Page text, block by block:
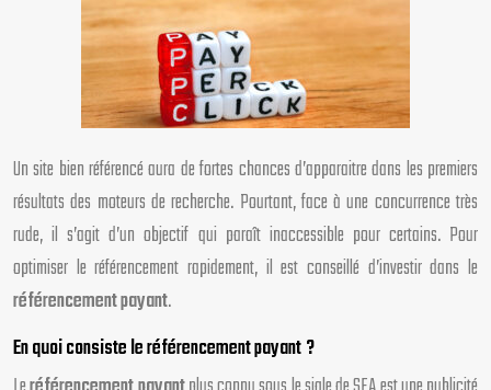
Un site bien référencé aura de fortes chances d’apparaitre dans les premiers
résultats des moteurs de recherche. Pourtant, face à une concurrence très
rude, il s’agit d’un objectif qui paraît inaccessible pour certains. Pour
optimiser le référencement rapidement, il est conseillé d’investir dans le
référencement payant.
En quoi consiste le référencement payant ?